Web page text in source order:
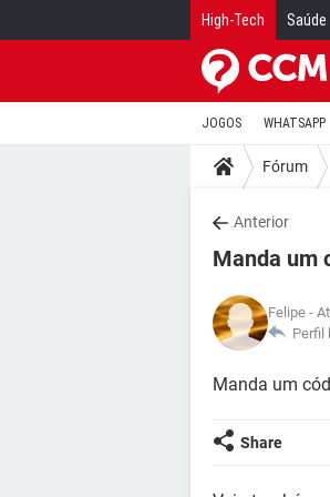
High-Tech Saúde
JOGOS WHATSAPP
Fórum
Anterior
Manda um
Felipe -
Perfil
Manda um
Share